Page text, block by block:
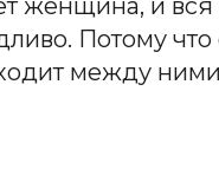
Потому
между